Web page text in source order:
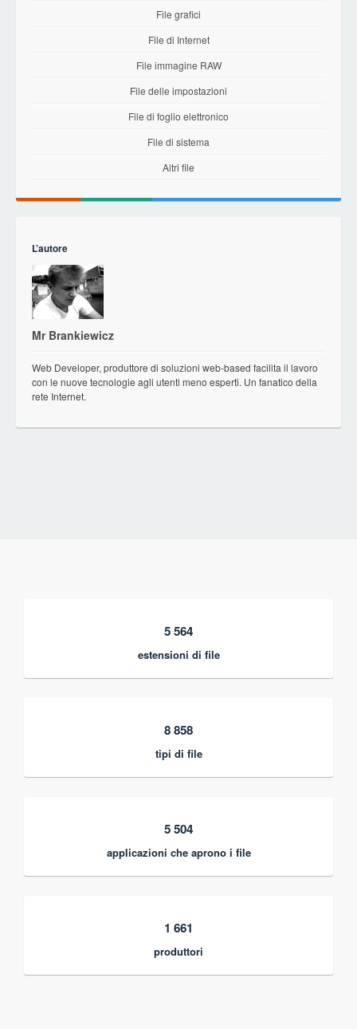
File grafici
File di Internet
File immagine RAW
File delle impostazioni
File di foglio elettronico
File di sistema
Altri file
L’autore
Mr Brankiewicz
Web Developer, produttore di soluzioni web-based facilita il lavoro
con le nuove tecnologie agli utenti meno esperti. Un fanatico della
rete Internet.
5 564
estensioni di file
8 858
tipi di file
5 504
applicazioni che aprono i file
1 661
produttori